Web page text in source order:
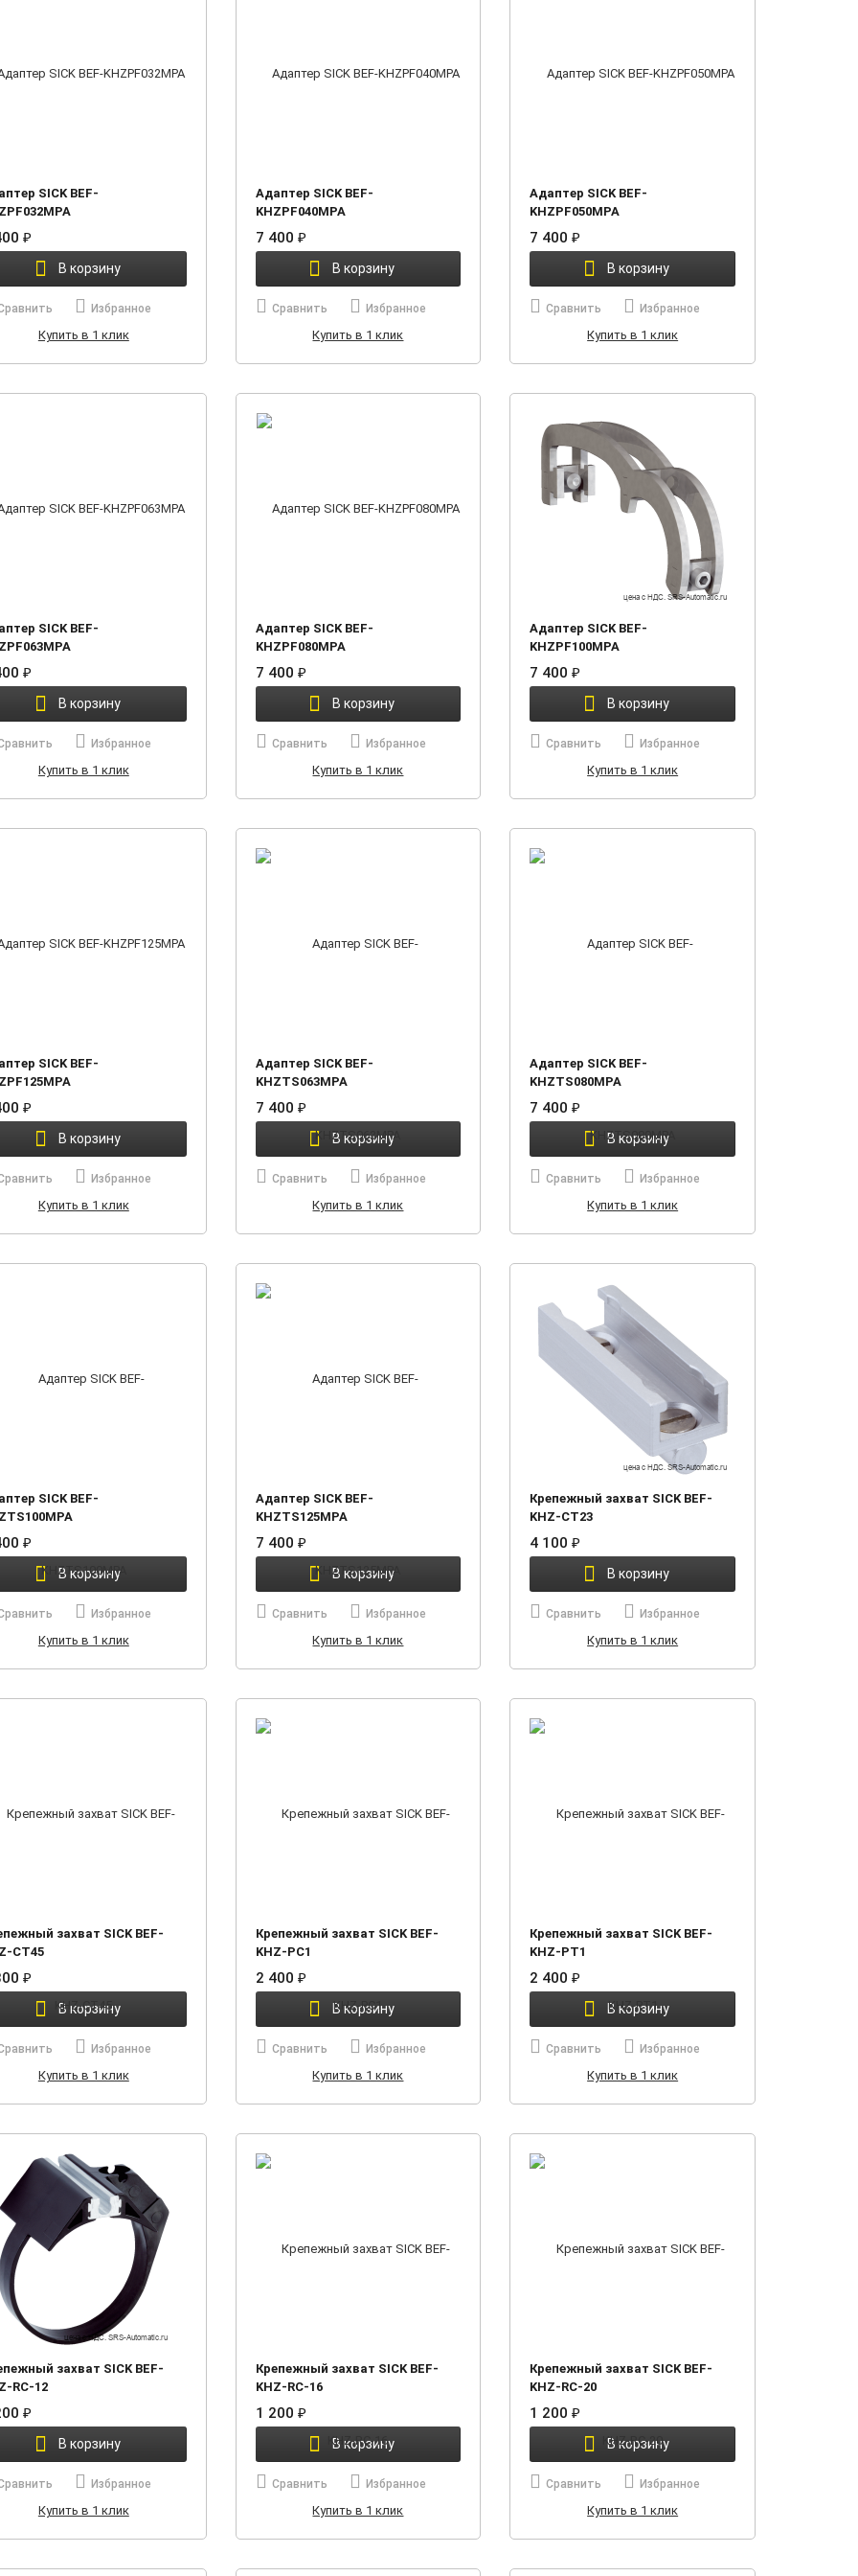
SICK BEF-
₽
В корзину
Избранное
Купить в 1 клик
Адаптер SICK BEF-
KHZPF040MPA
7 400 ₽
В корзину
Сравнить Избранное
Купить в 1 клик
Адаптер SICK BEF-
KHZPF050MPA
7 400₽
В корзину
Сравнить Избранное
Купить в 1 клик
SICK BEF-
₽
В корзину
Избранное
Купить в 1 клик
Адаптер SICK BEF-
KHZPF080MPA
7 400 ₽
В корзину
Сравнить Избранное
Купить в 1 клик
Адаптер SICK BEF-
KHZPF100MPA
7 400₽
В корзину
Сравнить Избранное
Купить в 1 клик
SICK BEF-
₽
В корзину
Избранное
Купить в 1 клик
Адаптер SICK BEF-
KHZTS063MPA
7 400 ₽
В корзину
Сравнить Избранное
Купить в 1 клик
Адаптер SICK BEF-
KHZTS080MPA
7 400₽
В корзину
Сравнить Избранное
Купить в 1 клик
SICK BEF-
₽
В корзину
Избранное
Купить в 1 клик
Адаптер SICK BEF-
KHZTS125MPA
7 400 ₽
В корзину
Сравнить Избранное
Купить в 1 клик
Крепежный захват SICK BEF-
KHZ-CT23
4 100₽
В корзину
Сравнить Избранное
Купить в 1 клик
захват SICK BEF-
CT45
₽
В корзину
Избранное
Купить в 1 клик
Крепежный захват SICK BEF-
KHZ-PC1
2 400 ₽
В корзину
Сравнить Избранное
Купить в 1 клик
Крепежный захват SICK BEF-
KHZ-PT1
2 400₽
В корзину
Сравнить Избранное
Купить в 1 клик
захват SICK BEF-
RC-12
₽
В корзину
Избранное
Купить в 1 клик
Крепежный захват SICK BEF-
KHZ-RC-16
1 200 ₽
В корзину
Сравнить Избранное
Купить в 1 клик
Крепежный захват SICK BEF-
KHZ-RC-20
1 200₽
В корзину
Сравнить Избранное
Купить в 1 клик